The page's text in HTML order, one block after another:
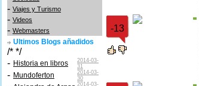
- Viajes y Turismo
- Videos
- Webmasters
Ultimos Blogs añadidos
/* */
- Historia en libros
2014-03-
31
- Mundoferton
2014-03-
30
2014-03-
-13